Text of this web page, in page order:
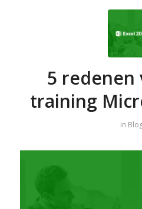
5 redenen
training
in